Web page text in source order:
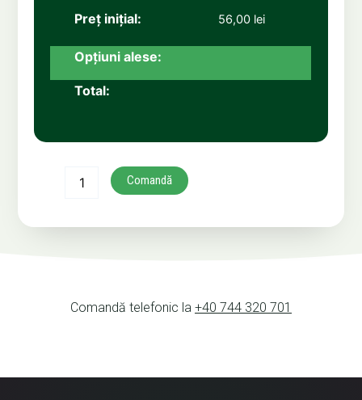
56,00 lei
Comandă
Comandă telefonic la +40 744 320 701